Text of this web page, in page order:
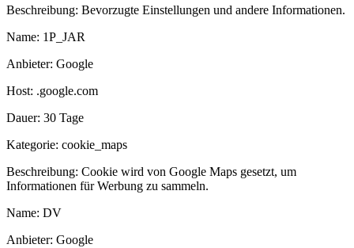
Beschreibung: Bevorzugte Einstellungen und andere Informationen.
Name: 1P_JAR
Anbieter: Google
Host: .google.com
Dauer: 30 Tage
Kategorie: cookie_maps
Beschreibung: Cookie wird von Google Maps gesetzt, um
Informationen für Werbung zu sammeln.
Name: DV
Anbieter: Google